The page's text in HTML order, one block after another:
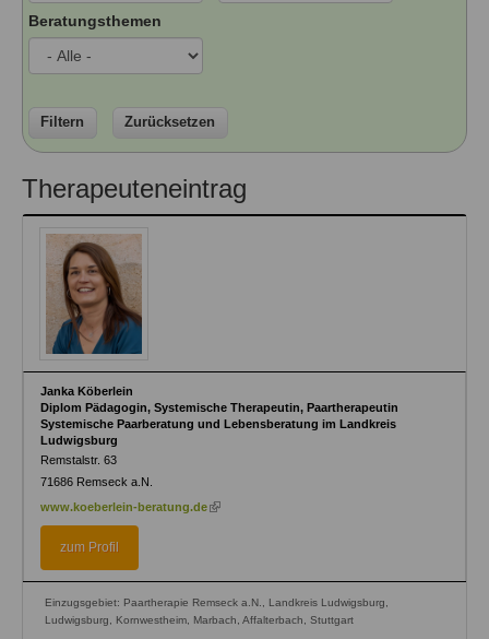
Qualitätssicherung
Qualität unserer Therapeuten
Familienthemen
Veranstaltungen
Seminare und Kurse
Fortbildungen
Ausbildungsinstitute
Information über Qualifikation
Liste der Fachverbände
vergessen?
Anmelden
Sitemap
Links
Formular zur Registrierung
Beratungsthemen
Filtern Zurücksetzen
Therapeuteneintrag
Janka Köberlein
Diplom Pädagogin, Systemische Therapeutin, Paartherapeutin
Systemische Paarberatung und Lebensberatung im Landkreis
Ludwigsburg
Remstalstr. 63
71686 Remseck a.N.
www.koeberlein-beratung.de (link
zum Profil
Einzugsgebiet: Paartherapie Remseck a.N., Landkreis Ludwigsburg,
Ludwigsburg, Kornwestheim, Marbach, Affalterbach, Stuttgart